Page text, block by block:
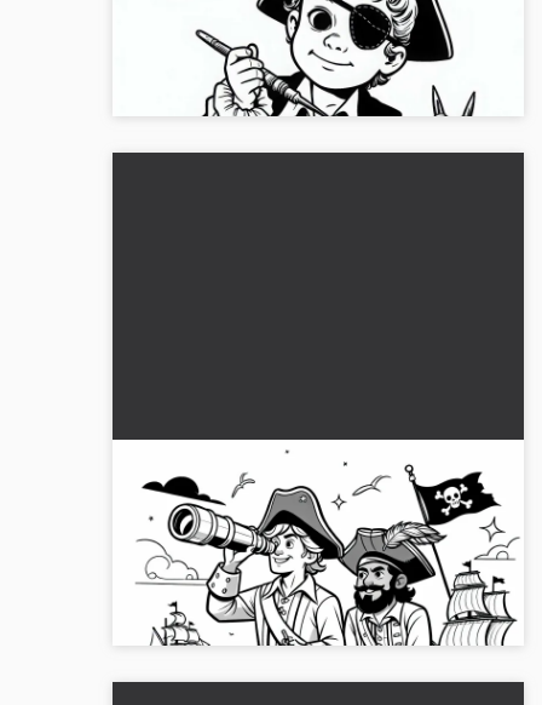
Opdag det spændende udfyldningsbillede af et
barn som pirat. Download gratis og farvelæg, start
Kaptajn og styrmand med kikkert –
Malebog til pirater Gratis
Hent malervorlaget af kaptajnen og styrmanden
med kikkert. Dette gratis malebillede bringer
eventyr ind i børneværelset. Download nu!...